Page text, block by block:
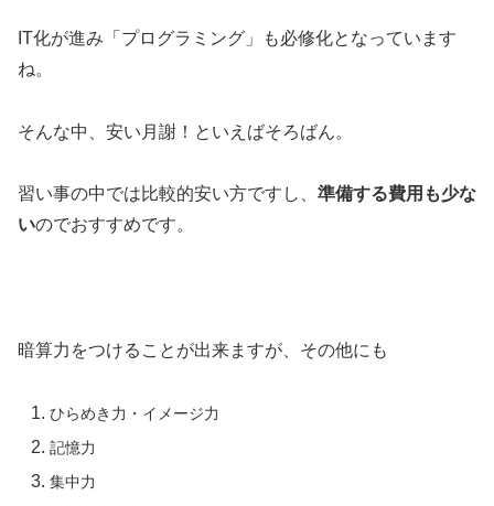
IT化が進み「プログラミング」も必修化となっています
ね。
そんな中、安い月謝！といえばそろばん。
習い事の中では比較的安い方ですし、 準備する費用も少な
いのでおすすめです。
暗算力をつけることが出来ますが、その他にも
ひらめき力・イメージ力
記憶力
集中力